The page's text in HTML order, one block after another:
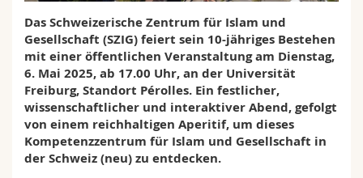
Interfakultär
Doktorierende
Vorlesungsverzeichnis
MyUnifr
Das Schweizerische Zentrum für Islam und
Gesellschaft (SZIG) feiert sein 10-jähriges Bestehen
mit einer öffentlichen Veranstaltung am Dienstag,
6. Mai 2025, ab 17.00 Uhr, an der Universität
Freiburg, Standort Pérolles. Ein festlicher,
wissenschaftlicher und interaktiver Abend, gefolgt
von einem reichhaltigen Aperitif, um dieses
Kompetenzzentrum für Islam und Gesellschaft in
der Schweiz (neu) zu entdecken.